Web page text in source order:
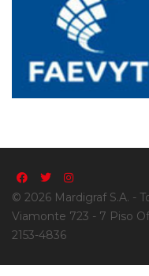
© 2026 Mardigraf S.A. -
Viamonte 723 - 7 Piso
2153-4836